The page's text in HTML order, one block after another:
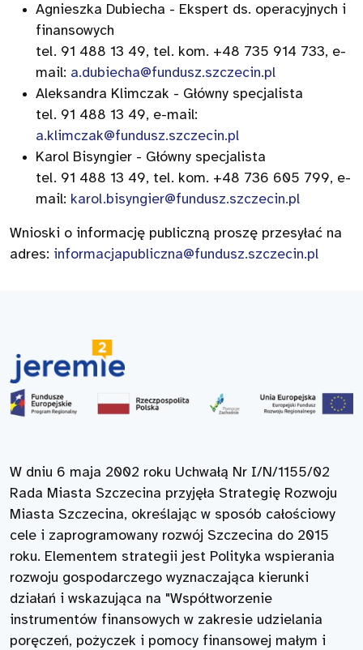
Agnieszka Dubiecha - Ekspert ds. operacyjnych i
finansowych
tel. 91 488 13 49, tel. kom. +48 735 914 733, e-
mail: a.dubiecha@fundusz.szczecin.pl
Aleksandra Klimczak - Główny specjalista
tel. 91 488 13 49, e-mail:
a.klimczak@fundusz.szczecin.pl
Karol Bisyngier - Główny specjalista
tel. 91 488 13 49, tel. kom. +48 736 605 799, e-
mail: karol.bisyngier@fundusz.szczecin.pl
Wnioski o informację publiczną proszę przesyłać na
adres: informacjapubliczna@fundusz.szczecin.pl
W dniu 6 maja 2002 roku Uchwałą Nr I/N/1155/02
Rada Miasta Szczecina przyjęła Strategię Rozwoju
Miasta Szczecina, określając w sposób całościowy
cele i zaprogramowany rozwój Szczecina do 2015
roku. Elementem strategii jest Polityka wspierania
rozwoju gospodarczego wyznaczająca kierunki
działań i wskazująca na "Współtworzenie
instrumentów finansowych w zakresie udzielania
poręczeń, pożyczek i pomocy finansowej małym i